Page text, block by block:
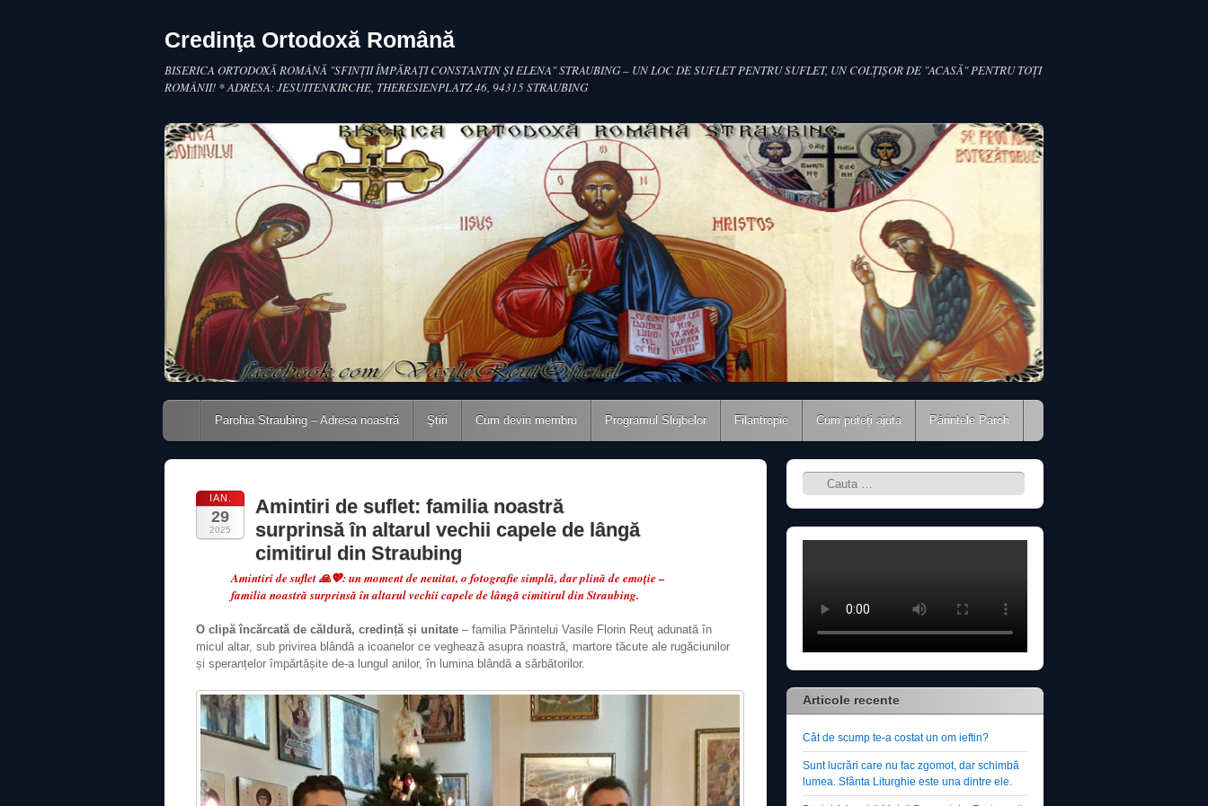
Credinţa Ortodoxă Română
BISERICA ORTODOXĂ ROMÂNĂ "SFINŢII ÎMPĂRAŢI CONSTANTIN ŞI ELENA" STRAUBING – UN LOC DE SUFLET PENTRU SUFLET, UN COLŢIŞOR DE "ACASĂ" PENTRU TOŢI
ROMÂNII! * ADRESA: JESUITENKIRCHE, THERESIENPLATZ 46, 94315 STRAUBING
Main menu
Skip to content
Parohia Straubing – Adresa noastră Ştiri Cum devin membru Programul Slujbelor Filantropie Cum puteţi ajuta Părintele Paroh
IAN.
29
2025
Amintiri de suflet: familia noastră
surprinsă în altarul vechii capele de lângă
cimitirul din Straubing
Amintiri de suflet 🙏💖: un moment de neuitat, o fotografie simplă, dar plină de emoție –
familia noastră surprinsă în altarul vechii capele de lângă cimitirul din Straubing.
O clipă încărcată de căldură, credință și unitate – familia Părintelui Vasile Florin Reuţ adunată în
micul altar, sub privirea blândă a icoanelor ce veghează asupra noastră, martore tăcute ale rugăciunilor
și speranțelor împărtășite de-a lungul anilor, în lumina blândă a sărbătorilor.
Search
Articole recente
Cât de scump te-a costat un om ieftin?
Sunt lucrări care nu fac zgomot, dar schimbă
lumea. Sfânta Liturghie este una dintre ele.